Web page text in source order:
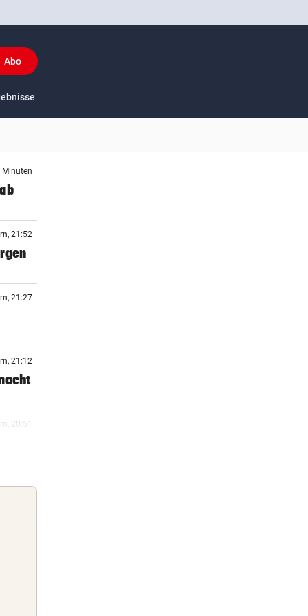
Abo
US-Sport
Minuten
21:52
21:27
21:12
20:51
20:15
19:47